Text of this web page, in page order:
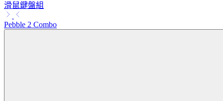
滑鼠鍵盤組
Pebble 2 Combo